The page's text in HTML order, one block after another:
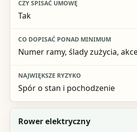
Największe ryzyko
Tak
Numer ramy, ślady zużycia,
Spór o stan i pochodzenie
Rower elektryczny